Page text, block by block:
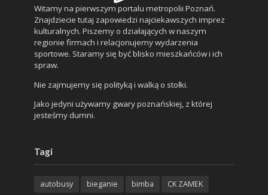
Witamy na pierwszym portalu metropolii Poznań.
Znajdziecie tutaj zapowiedzi najciekawszych imprez
kulturalnych. Piszemy o działających w naszym
regionie firmach i relacjonujemy wydarzenia
sportowe. Staramy się być blisko mieszkańców i ich
spraw.
Nie zajmujemy się polityką i walką o stołki.
Jako jedyni używamy gwary poznańskiej, z której
jesteśmy dumni.
Tagi
autobusy bieganie bimba
CK ZAMEK